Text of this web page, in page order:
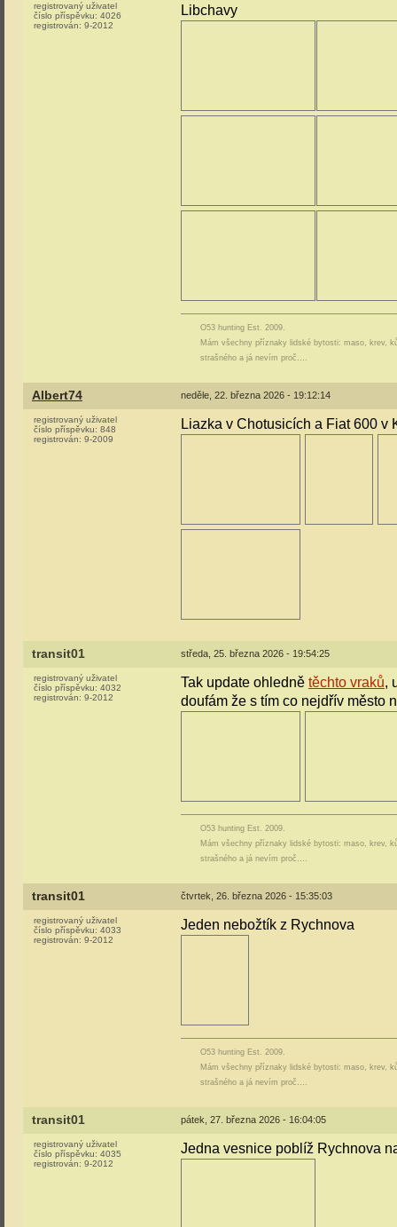
registrovaný uživatel
číslo příspěvku: 4026
registrován: 9-2012
Libchavy
O53 hunting Est. 2009.
Mám všechny příznaky lidské bytosti: maso, krev,
strašného a já nevím proč….
Albert74 neděle, 22. března 2026 - 19:12:14
registrovaný uživatel
číslo příspěvku: 848
registrován: 9-2009
Liazka v Chotusicích a Fiat 600 v
transit01 středa, 25. března 2026 - 19:54:25
registrovaný uživatel
číslo příspěvku: 4032
registrován: 9-2012
Tak update ohledně těchto vraků,
doufám že s tím co nejdřív město
O53 hunting Est. 2009.
Mám všechny příznaky lidské bytosti: maso, krev,
strašného a já nevím proč….
transit01 čtvrtek, 26. března 2026 - 15:35:03
registrovaný uživatel
číslo příspěvku: 4033
registrován: 9-2012
Jeden nebožtík z Rychnova
O53 hunting Est. 2009.
Mám všechny příznaky lidské bytosti: maso, krev,
strašného a já nevím proč….
transit01 pátek, 27. března 2026 - 16:04:05
registrovaný uživatel
číslo příspěvku: 4035
registrován: 9-2012
Jedna vesnice poblíž Rychnova